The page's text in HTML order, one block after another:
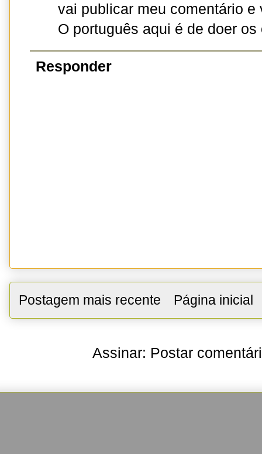
vai publicar meu comentário e
O português aqui é de doer os
Responder
Postagem mais recente Página inicial
Assinar: Postar